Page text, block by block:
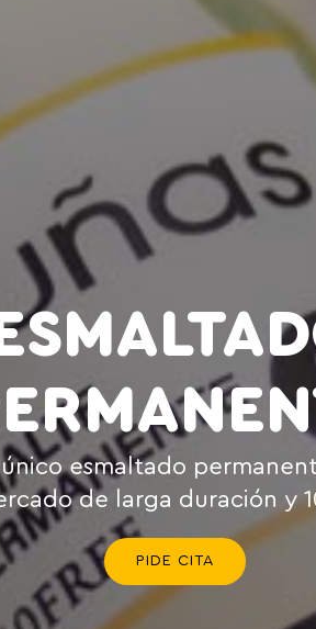
único esmaltado
de larga duración y
PIDE CITA